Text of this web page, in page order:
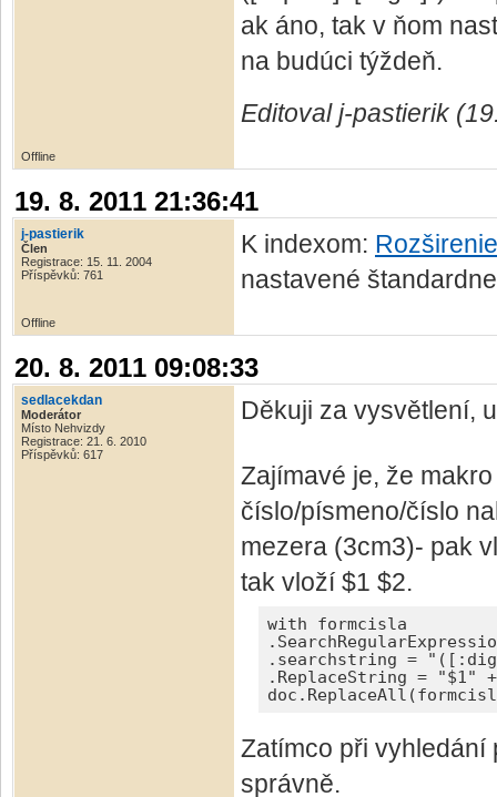
ak áno, tak v ňom
na budúci týždeň.
Editoval j-pastierik
Offline
19. 8. 2011 21:36:41
j-pastierik
Člen
Registrace: 15. 11. 2004
Příspěvků: 761
K indexom:
nastavené
Offline
20. 8. 2011 09:08:33
sedlacekdan
Moderátor
Místo Nehvizdy
Registrace: 21. 6. 2010
Příspěvků: 617
Děkuji za vysvětlení,
Zajímavé je, že
číslo/písmeno/číslo
mezera (3cm3)- pak
tak vloží $1 $2.
with formcisla
.searchstring =
.ReplaceString = "$1"
Zatímco při vyhledání
správně.